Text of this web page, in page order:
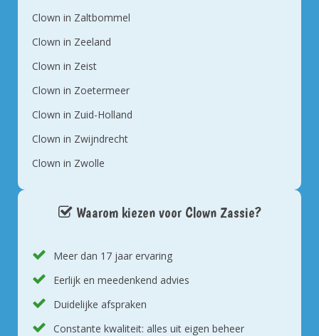
Clown in Zaltbommel
Clown in Zeeland
Clown in Zeist
Clown in Zoetermeer
Clown in Zuid-Holland
Clown in Zwijndrecht
Clown in Zwolle
Waarom kiezen voor Clown Zassie?
Meer dan 17 jaar ervaring
Eerlijk en meedenkend advies
Duidelijke afspraken
Constante kwaliteit: alles uit eigen beheer